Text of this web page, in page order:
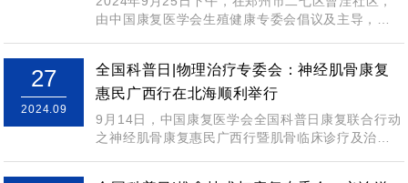
由中国康复医学会生殖健康专委会倡议及主导，中
27
2024.09
全国科普日|物理治疗专委会：神经肌骨康复
惠民广西行在北海顺利举行
9月14日，中国康复医学会全国科普日康复联合行动
之神经肌骨康复惠民广西行暨肌骨临床诊疗及治疗